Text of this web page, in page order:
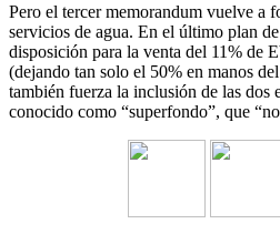
Pero el tercer memorandum vuelve a
servicios de agua. En el último plan
disposición para la venta del 11%
(dejando tan solo el 50% en manos
también fuerza la inclusión de las dos
conocido como “superfondo”, que